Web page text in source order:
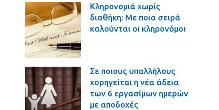
Κληρονομιά χωρίς
διαθήκη: Με ποια σειρά
καλούνται οι κληρονόμοι
Σε ποιους υπαλλήλους
χορηγείται η νέα άδεια
των 6 εργασίμων ημερών
με αποδοχές